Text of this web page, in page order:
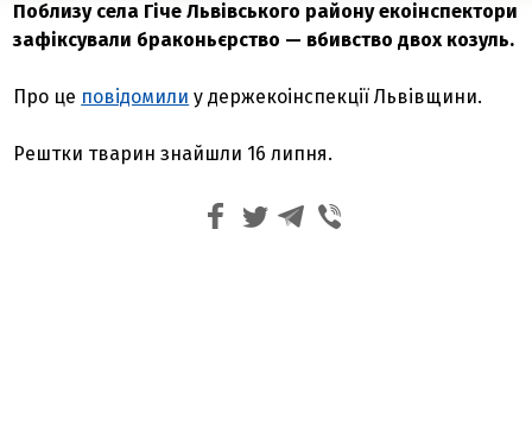
Поблизу села Гіче Львівського району екоінспектори
зафіксували браконьєрство — вбивство двох козуль.
Про це повідомили у держекоінспекції Львівщини.
Рештки тварин знайшли 16 липня.